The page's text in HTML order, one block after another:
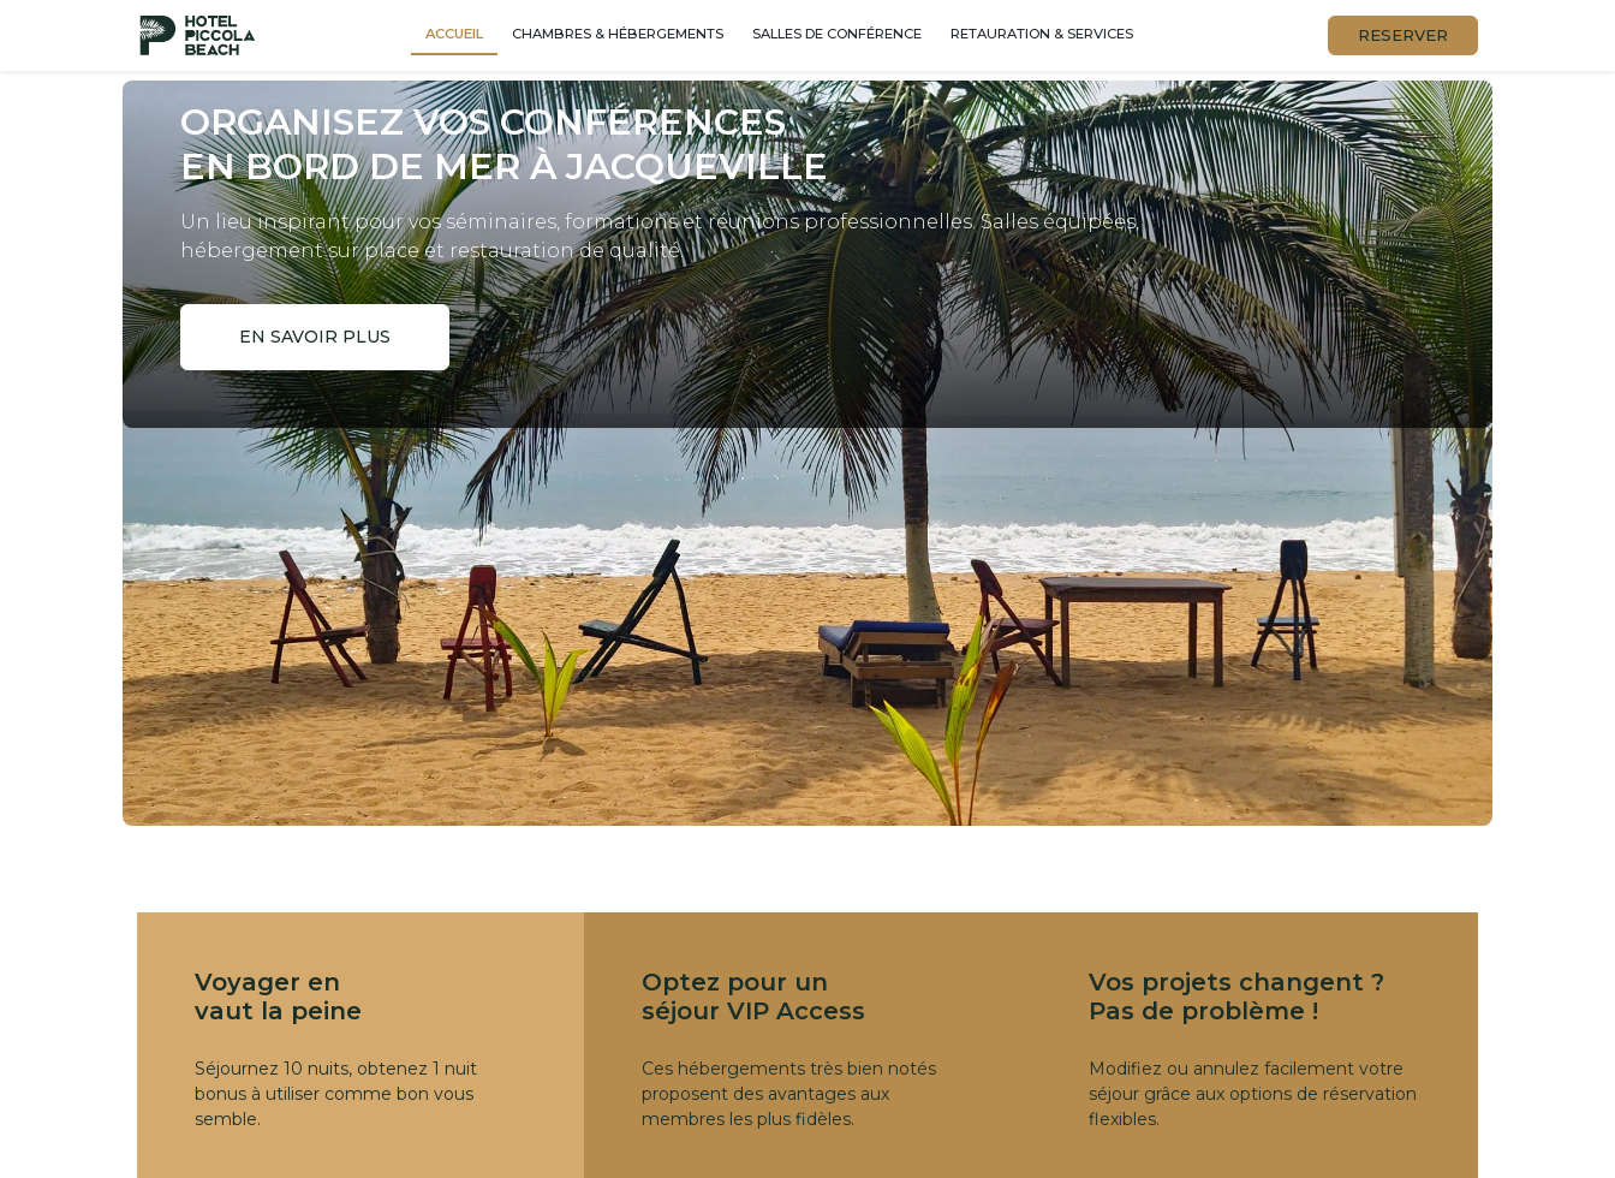
ACCUEIL CHAMBRES & HÉBERGEMENTS SALLES DE CONFÉRENCE RETAURATION & SERVICES RESERVER
ORGANISEZ VOS CONFÉRENCES
EN BORD DE MER À JACQUEVILLE
Un lieu inspirant pour vos séminaires, formations et réunions professionnelles. Salles équipées,
hébergement sur place et restauration de qualité.
EN SAVOIR PLUS
Voyager en
vaut la peine
Séjournez 10 nuits, obtenez 1 nuit
bonus à utiliser comme bon vous
semble.
Optez pour un
séjour VIP Access
Ces hébergements très bien notés
proposent des avantages aux
membres les plus fidèles.
Vos projets changent ?
Pas de problème !
Modifiez ou annulez facilement votre
séjour grâce aux options de réservation
flexibles.